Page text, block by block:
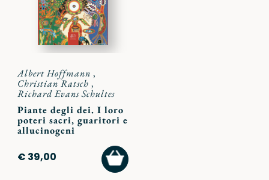
Albert Hoffmann ,
Christian Ratsch ,
Richard Evans Schultes
Piante degli dei. I loro
poteri sacri, guaritori e
allucinogeni
€ 39,00
AGGIUNGI
AL
CARRELLO